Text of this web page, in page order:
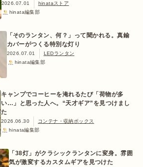
2026.07.01
hinataストア
hinata編集部
「そのランタン、何？」って聞かれる。真鍮
カバーがつくる特別な灯り
2026.07.01
LEDランタン
hinata編集部
キャンプでコーヒーを淹れるたび「荷物が多
い…」と思った人へ。“天才ギア”を見つけまし
た
2026.06.30
コンテナ・収納ボックス
hinata編集部
「38灯」がクラシックランタンに変身。雰囲
気が激変するカスタムギアを見つけた